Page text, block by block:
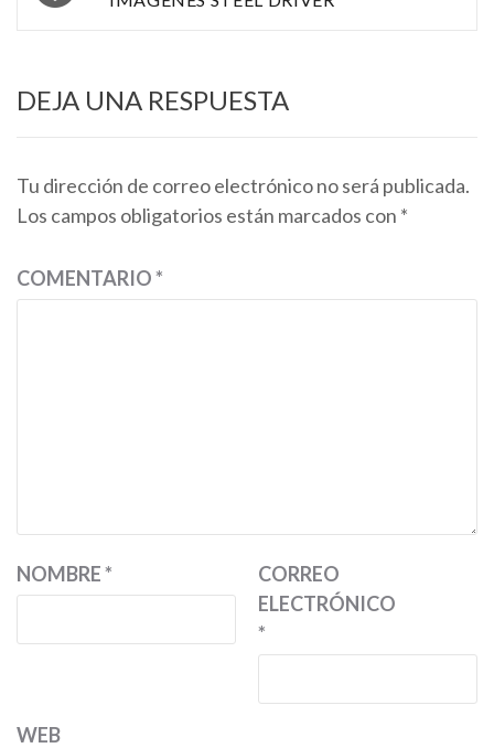
DEJA UNA RESPUESTA
Tu dirección de correo electrónico no será publicada.
Los campos obligatorios están marcados con *
COMENTARIO*
NOMBRE*
CORREO
ELECTRÓNICO
*
WEB